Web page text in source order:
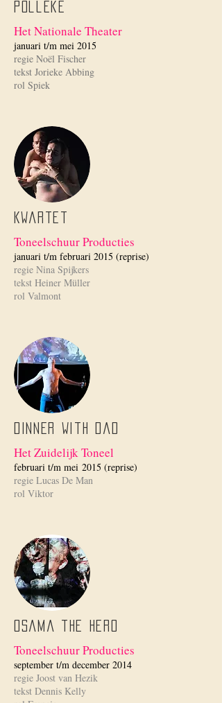
Polleke
Het Nationale Theater
januari t/m mei 2015
regie Noël Fischer
tekst Jorieke Abbing
rol Spiek
Kwartet
Toneelschuur Producties
januari t/m februari 2015 (reprise)
regie Nina Spijkers
tekst Heiner Müller
rol Valmont
Dinner with Dad
Het Zuidelijk Toneel
februari t/m mei 2015 (reprise)
regie Lucas De Man
rol Viktor
Osama the Hero
Toneelschuur Producties
september t/m december 2014
regie Joost van Hezik
tekst Dennis Kelly